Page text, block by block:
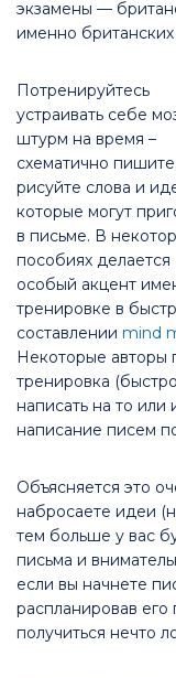
экзамены —
именно
Потренируйтесь
устраивать себе
штурм на время –
схематично
рисуйте слова и
которые могут
в письме. В
пособиях делается
особый акцент
тренировке в
составлении mind
Некоторые авторы
тренировка
написать на то
написание писем
Объясняется это
набросаете идеи
тем больше у вас
письма и
если вы начнете
распланировав
получиться нечто